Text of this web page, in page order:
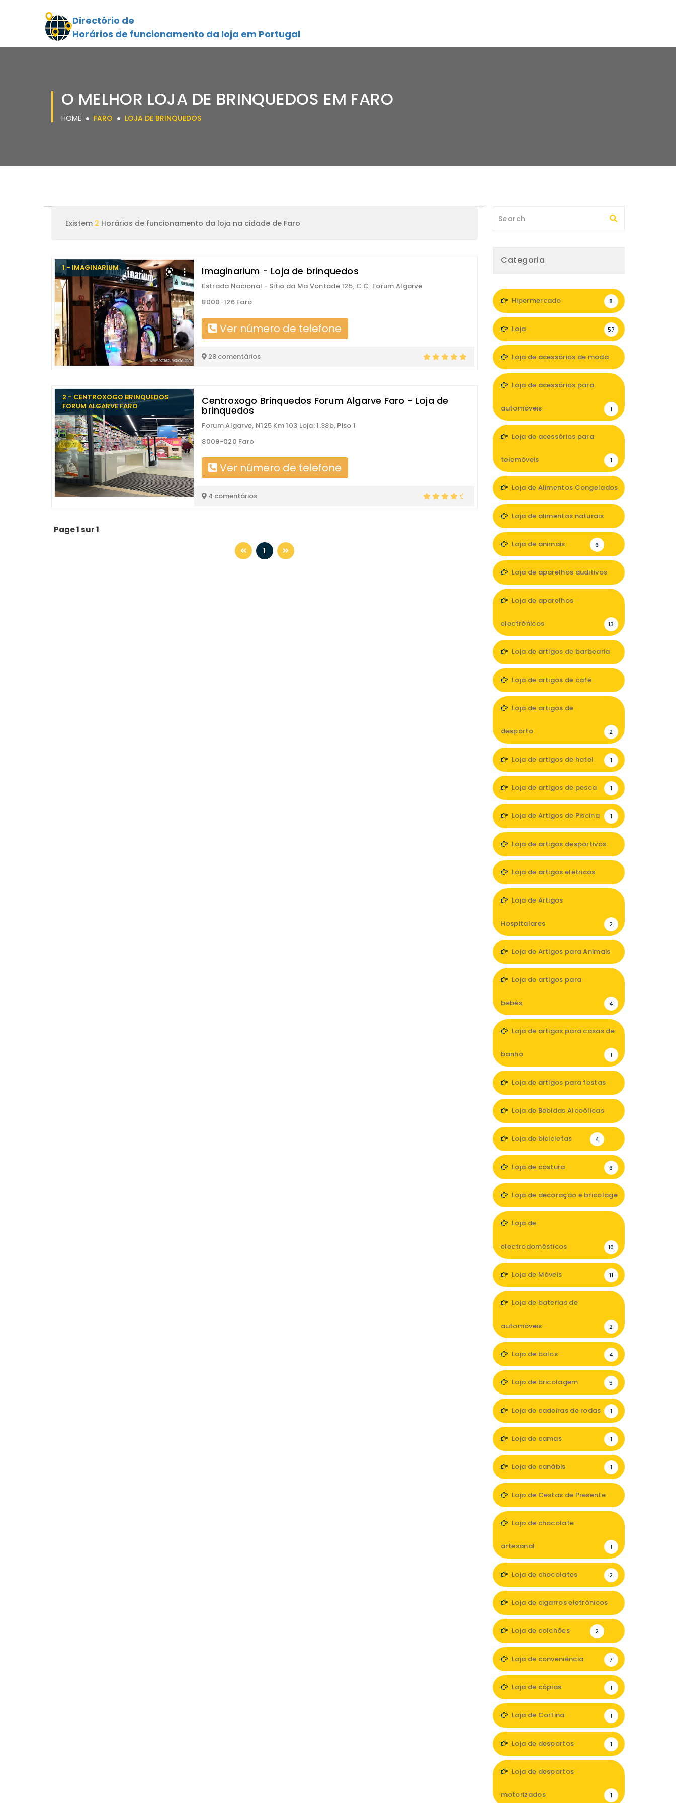
Directório de
Horários de funcionamento da loja em Portugal
O MELHOR LOJA DE BRINQUEDOS EM FARO
HOME FARO LOJA DE BRINQUEDOS
Existem 2 Horários de funcionamento da loja na cidade de Faro
1 - IMAGINARIUM Imaginarium - Loja de brinquedos
Estrada Nacional - Sitio da Ma Vontade 125, C.C. Forum Algarve
8000-126 Faro
Ver número de telefone
28 comentários
2 - CENTROXOGO BRINQUEDOS
FORUM ALGARVE FARO
Centroxogo Brinquedos Forum Algarve Faro - Loja de
brinquedos
Forum Algarve, N125 Km 103 Loja: 1.38b, Piso 1
8009-020 Faro
Ver número de telefone
4 comentários
Page 1 sur 1
1
Categoria
Hipermercado 8
Loja 57
Loja de acessórios de moda
Loja de acessórios para
automóveis 1
Loja de acessórios para
telemóveis 1
Loja de Alimentos Congelados
Loja de alimentos naturais
Loja de animais 6
Loja de aparelhos auditivos
Loja de aparelhos
electrónicos 13
Loja de artigos de barbearia
Loja de artigos de café
Loja de artigos de
desporto 2
Loja de artigos de hotel 1
Loja de artigos de pesca 1
Loja de Artigos de Piscina 1
Loja de artigos desportivos
Loja de artigos elétricos
Loja de Artigos
Hospitalares 2
Loja de Artigos para Animais
Loja de artigos para
bebés 4
Loja de artigos para casas de
banho 1
Loja de artigos para festas
Loja de Bebidas Alcoólicas
Loja de bicicletas 4
Loja de costura 6
Loja de decoração e bricolage
Loja de
electrodomésticos 10
Loja de Móveis 11
Loja de baterias de
automóveis 2
Loja de bolos 4
Loja de bricolagem 5
Loja de cadeiras de rodas 1
Loja de camas 1
Loja de canábis 1
Loja de Cestas de Presente
Loja de chocolate
artesanal 1
Loja de chocolates 2
Loja de cigarros eletrónicos
Loja de colchões 2
Loja de conveniência 7
Loja de cópias 1
Loja de Cortina 1
Loja de desportos 1
Loja de desportos
motorizados 1